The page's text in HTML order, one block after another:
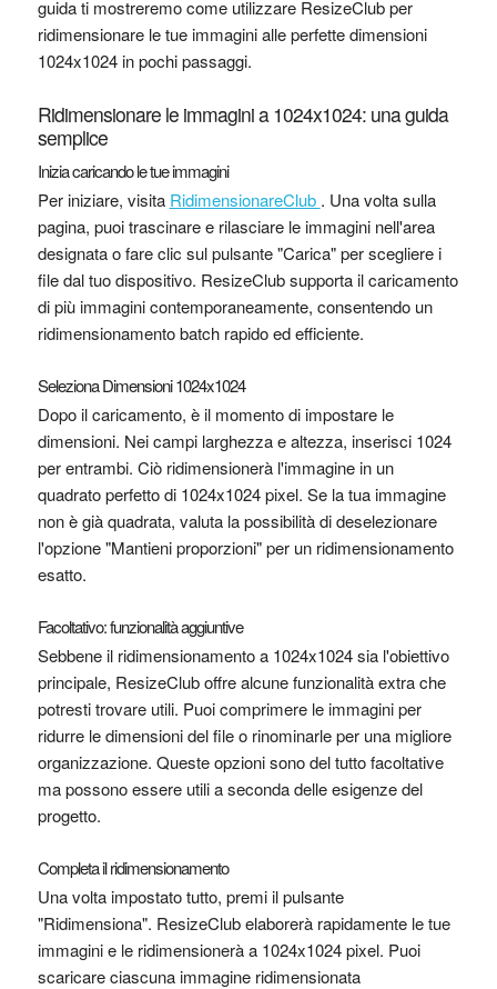
guida ti mostreremo come utilizzare ResizeClub per
ridimensionare le tue immagini alle perfette dimensioni
1024x1024 in pochi passaggi.
Ridimensionare le immagini a 1024x1024: una guida
semplice
Inizia caricando le tue immagini
Per iniziare, visita RidimensionareClub . Una volta sulla
pagina, puoi trascinare e rilasciare le immagini nell'area
designata o fare clic sul pulsante "Carica" ​​per scegliere i
file dal tuo dispositivo. ResizeClub supporta il caricamento
di più immagini contemporaneamente, consentendo un
ridimensionamento batch rapido ed efficiente.
Seleziona Dimensioni 1024x1024
Dopo il caricamento, è il momento di impostare le
dimensioni. Nei campi larghezza e altezza, inserisci 1024
per entrambi. Ciò ridimensionerà l'immagine in un
quadrato perfetto di 1024x1024 pixel. Se la tua immagine
non è già quadrata, valuta la possibilità di deselezionare
l'opzione "Mantieni proporzioni" per un ridimensionamento
esatto.
Facoltativo: funzionalità aggiuntive
Sebbene il ridimensionamento a 1024x1024 sia l'obiettivo
principale, ResizeClub offre alcune funzionalità extra che
potresti trovare utili. Puoi comprimere le immagini per
ridurre le dimensioni del file o rinominarle per una migliore
organizzazione. Queste opzioni sono del tutto facoltative
ma possono essere utili a seconda delle esigenze del
progetto.
Completa il ridimensionamento
Una volta impostato tutto, premi il pulsante
"Ridimensiona". ResizeClub elaborerà rapidamente le tue
immagini e le ridimensionerà a 1024x1024 pixel. Puoi
scaricare ciascuna immagine ridimensionata